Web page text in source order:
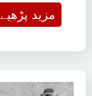
« مزید پڑھیے